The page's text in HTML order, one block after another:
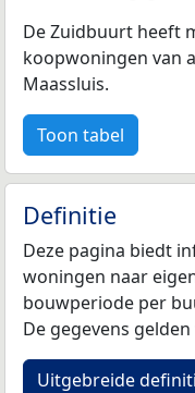
De Zuidbuurt heeft
koopwoningen van
Maassluis.
Toon tabel
Definitie
Deze pagina biedt
woningen naar
bouwperiode per
De gegevens
Uitgebreide